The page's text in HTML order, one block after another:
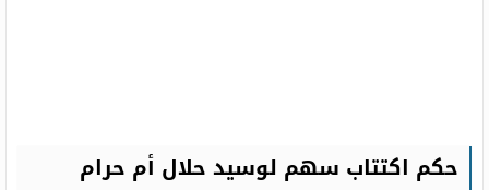
حكم اكتتاب سهم لوسيد حلال أم حرام